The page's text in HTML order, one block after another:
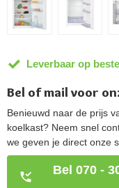
Leverbaar op
Bel of mail voor
Benieuwd naar de prijs
koelkast? Neem snel
we geven je direct onze
Bel 070 -